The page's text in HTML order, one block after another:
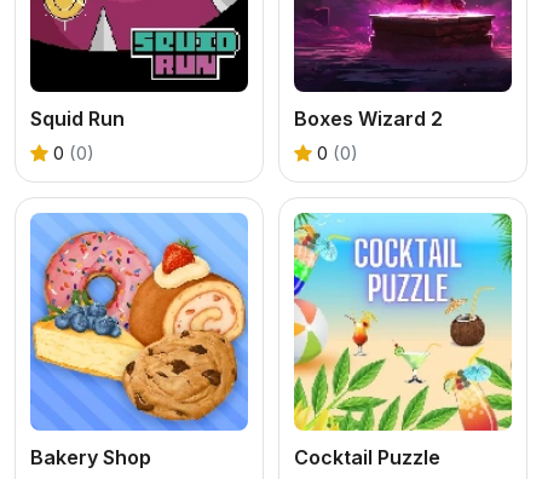
Squid Run
0 (0)
Boxes Wizard 2
0 (0)
Bakery Shop Cocktail Puzzle